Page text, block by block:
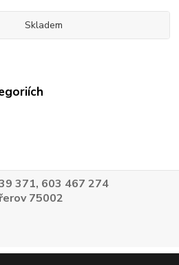
Skladem
371, 603 467 274
75002